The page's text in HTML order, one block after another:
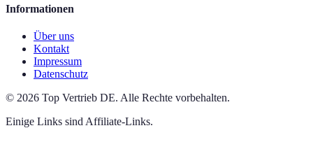
Informationen
Über uns
Kontakt
Impressum
Datenschutz
© 2026 Top Vertrieb DE. Alle Rechte vorbehalten.
Einige Links sind Affiliate-Links.